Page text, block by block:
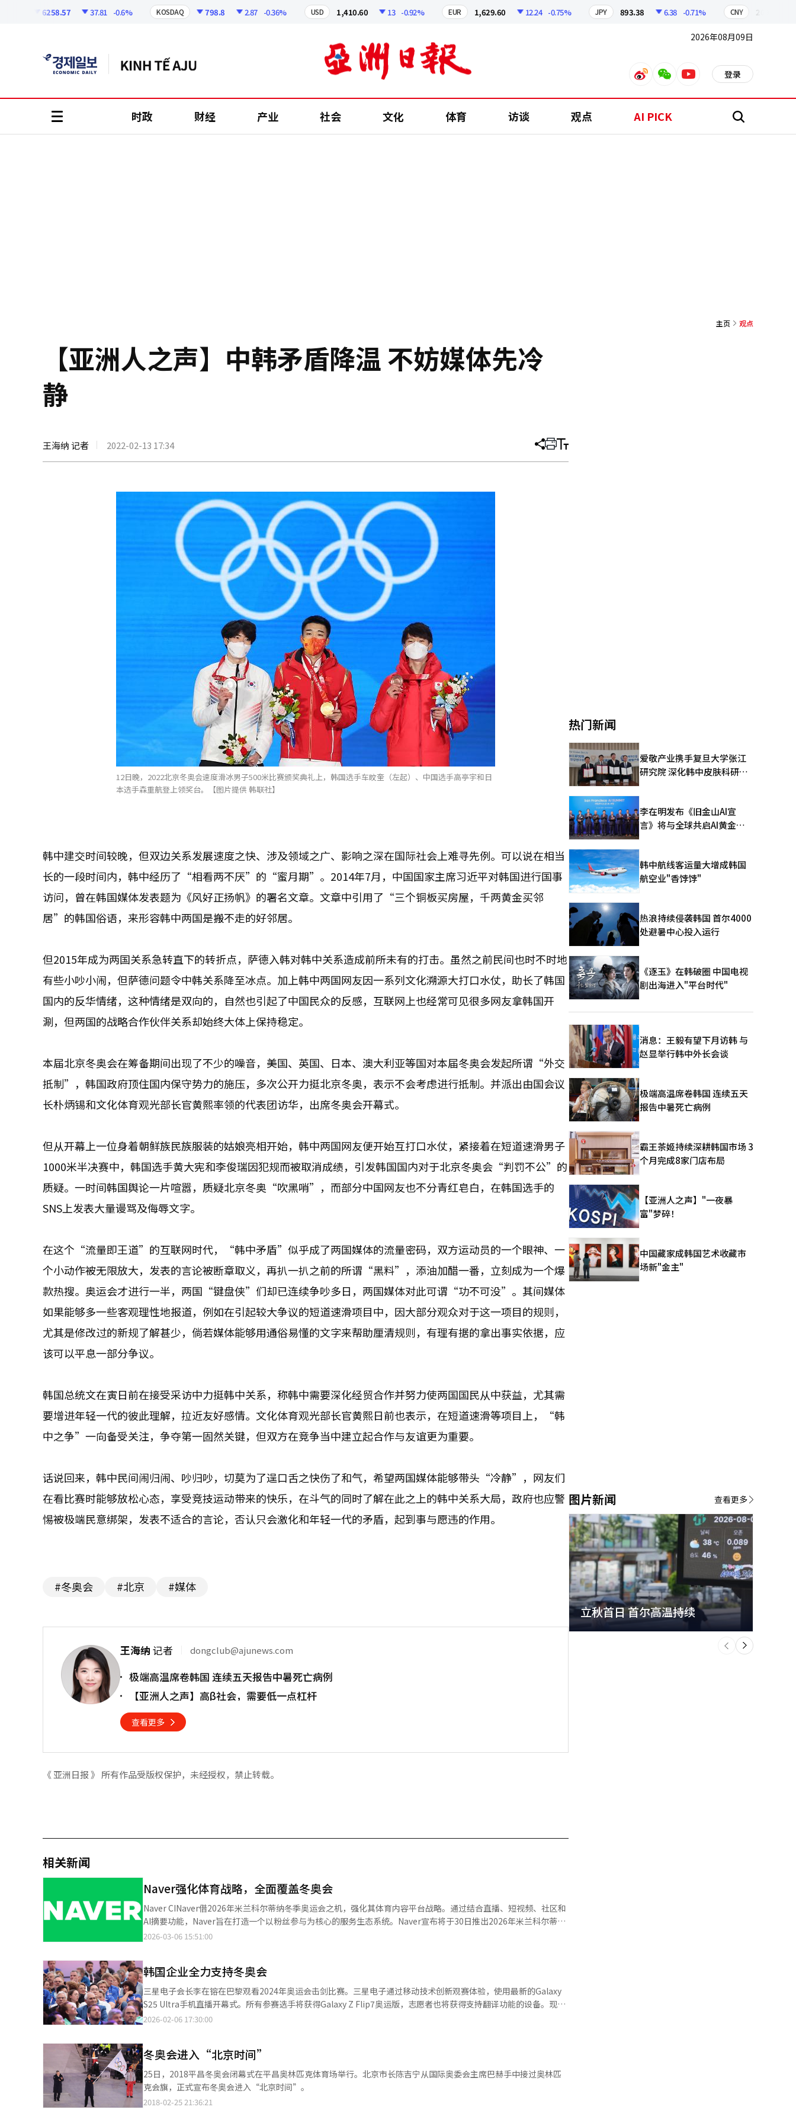
6258.57 37.81 -0.6% KOSDAQ 798.8 2.87 -0.36% USD 1,410.60 -0.92% EUR 1,629.60 12.24 -0.75% JPY 893.38 6.38 -0.71% CNY 209.17
2026年08月09日
weiboweixinyoutube 登录
时政 财经 产业 社会 文化 体育 访谈 观点 AI PICK 搜
主页 观点
【亚洲人之声】中韩矛盾降温 不妨媒体先冷
静
王海纳 记者 2022-02-13 17:34 分
文
打 调
大
12日晚，2022北京冬奥会速度滑冰男子500米比赛颁奖典礼上，韩国选手车旼奎（左起）、中国选手高亭宇和日
本选手森重航登上领奖台。【图片提供 韩联社】
韩中建交时间较晚，但双边关系发展速度之快、涉及领域之广、影响之深在国际社会上难寻先例。可以说在相当
长的一段时间内，韩中经历了“相看两不厌”的“蜜月期”。2014年7月，中国国家主席习近平对韩国进行国事
访问，曾在韩国媒体发表题为《风好正扬帆》的署名文章。文章中引用了“三个铜板买房屋，千两黄金买邻
居”的韩国俗语，来形容韩中两国是搬不走的好邻居。
但2015年成为两国关系急转直下的转折点，萨德入韩对韩中关系造成前所未有的打击。虽然之前民间也时不时地
有些小吵小闹，但萨德问题令中韩关系降至冰点。加上韩中两国网友因一系列文化溯源大打口水仗，助长了韩国
国内的反华情绪，这种情绪是双向的，自然也引起了中国民众的反感，互联网上也经常可见很多网友拿韩国开
涮，但两国的战略合作伙伴关系却始终大体上保持稳定。
本届北京冬奥会在筹备期间出现了不少的噪音，美国、英国、日本、澳大利亚等国对本届冬奥会发起所谓“外交
抵制”，韩国政府顶住国内保守势力的施压，多次公开力挺北京冬奥，表示不会考虑进行抵制。并派出由国会议
长朴炳锡和文化体育观光部长官黄熙率领的代表团访华，出席冬奥会开幕式。
但从开幕上一位身着朝鲜族民族服装的姑娘亮相开始，韩中两国网友便开始互打口水仗，紧接着在短道速滑男子
1000米半决赛中，韩国选手黄大宪和李俊瑞因犯规而被取消成绩，引发韩国国内对于北京冬奥会“判罚不公”的
质疑。一时间韩国舆论一片喧嚣，质疑北京冬奥“吹黑哨”，而部分中国网友也不分青红皂白，在韩国选手的
SNS上发表大量谩骂及侮辱文字。
在这个“流量即王道”的互联网时代，“韩中矛盾”似乎成了两国媒体的流量密码，双方运动员的一个眼神、一
个小动作被无限放大，发表的言论被断章取义，再扒一扒之前的所谓“黑料”，添油加醋一番，立刻成为一个爆
款热搜。奥运会才进行一半，两国“键盘侠”们却已连续争吵多日，两国媒体对此可谓“功不可没”。其间媒体
如果能够多一些客观理性地报道，例如在引起较大争议的短道速滑项目中，因大部分观众对于这一项目的规则，
尤其是修改过的新规了解甚少，倘若媒体能够用通俗易懂的文字来帮助厘清规则，有理有据的拿出事实依据，应
该可以平息一部分争议。
韩国总统文在寅日前在接受采访中力挺韩中关系，称韩中需要深化经贸合作并努力使两国国民从中获益，尤其需
要增进年轻一代的彼此理解，拉近友好感情。文化体育观光部长官黄熙日前也表示，在短道速滑等项目上，“韩
中之争”一向备受关注，争夺第一固然关键，但双方在竞争当中建立起合作与友谊更为重要。
话说回来，韩中民间闹归闹、吵归吵，切莫为了逞口舌之快伤了和气，希望两国媒体能够带头“冷静”，网友们
在看比赛时能够放松心态，享受竞技运动带来的快乐，在斗气的同时了解在此之上的韩中关系大局，政府也应警
惕被极端民意绑架，发表不适合的言论，否认只会激化和年轻一代的矛盾，起到事与愿违的作用。
#冬奥会 #北京 #媒体
王海纳 记者 dongclub@ajunews.com
极端高温席卷韩国 连续五天报告中暑死亡病例
【亚洲人之声】高β社会，需要低一点杠杆
查看更多
《 亚洲日报 》 所有作品受版权保护，未经授权，禁止转载。
相关新闻
Naver强化体育战略，全面覆盖冬奥会
Naver CINaver借2026年米兰科尔蒂纳冬季奥运会之机，强化其体育内容平台战略。通过结合直播、短视频、社区和
AI摘要功能，Naver旨在打造一个以粉丝参与为核心的服务生态系统。Naver宣布将于30日推出2026年米兰科尔蒂纳
冬季奥运会专题页面，提供比赛VOD内容、开放聊天、Chizich一起观看等多种节目。从下月6日至22日，冬奥会的所
Chizich的“一起观看”功能，用户可以与人气主播一起观看比赛并实时分享反应。Naver表示，去年哈尔滨冬季亚
运会期间，通过Chizich一起观看功能，确认了体育内容的高用户参与度。奥运期间，将有热门主播的意大利现场流
媒体和与现役及退役运动员的联合直播等多种内容。通过主播为中心的内容，Naver试图将娱乐元素融入传统体育直
播中。Naver体育主页上的“2026米兰科尔蒂纳冬季奥运会”类别图片。短视频内容也将得到加强。Naver计划通过
剪辑服务，发布由剪辑创作者、运动员、相关人员和协会在意大利现场制作的短视频内容。通过提供比赛亮点、运动
天和休息室支持用户在观看比赛时实时加油和分享意见。休息室是Naver于28日推出的开放社区服务，基于知识iN、
博客、咖啡馆等现有UGC服务的运营经验开发。休息室目前由425个类别组成，用户可以在基于兴趣的社区中自由分
享奥运比赛和运动员支持、比赛反应等。Naver计划未来持续扩大休息室类别，构建多样主题的社区。AI信息提供功
能也将引入。Naver将在奥运期间提供AI简报服务，整理比赛日程和结果、主要成绩和问题，使用户一目了然。通过
比赛摘要，自然衔接相关视频、剪辑和直播内容，提高用户的内容探索便利性。前一晚和凌晨进行的比赛结果和奖牌
2026-03-06 15:51:00
韩国企业全力支持冬奥会
三星电子会长李在镕在巴黎观看2024年奥运会击剑比赛。三星电子通过移动技术创新观赛体验，使用最新的Galaxy
S25 Ultra手机直播开幕式。所有参赛选手将获得Galaxy Z Flip7奥运版，志愿者也将获得支持翻译功能的设备。现代
汽车集团通过研发技术支持冬季运动装备，尤其是雪橇项目，提供高强度碳纤维成型技术和空气动力学技术。郑义宣
遣专门团队为选手提供饮食和健康管理。CJ集团在米兰运营“韩国之家”，推广韩国食品和文化。Dunamu通过比特
币捐赠支持大韩体育会，并开展全民支持活动。其他企业如OB啤酒、Woori金融集团等也在现场支持韩国队。企业的
技术支持和真诚赞助成为韩国队成功的关键。※ 本报道经人工智能（AI）系统翻译与编辑。
2026-02-06 17:30:00
冬奥会进入“北京时间”
25日，2018平昌冬奥会闭幕式在平昌奥林匹克体育场举行。北京市长陈吉宁从国际奥委会主席巴赫手中接过奥林匹
克会旗，正式宣布冬奥会进入“北京时间”。
2018-02-25 21:36:21
热门新闻
爱敬产业携手复旦大学张江
研究院 深化韩中皮肤科研合
李在明发布《旧金山AI宣
言》将与全球共启AI黄金时
韩中航线客运量大增成韩国
航空业"香饽饽"
热浪持续侵袭韩国 首尔4000
处避暑中心投入运行
《逐玉》在韩破圈 中国电视
剧出海进入"平台时代"
消息：王毅有望下月访韩 与
赵显举行韩中外长会谈
极端高温席卷韩国 连续五天
报告中暑死亡病例
霸王茶姬持续深耕韩国市场 3
个月完成8家门店布局
【亚洲人之声】"一夜暴
富"梦碎！
中国藏家成韩国艺术收藏市
场新"金主"
图片新闻
立秋首日 首尔高温持续
下
一
个
查看更多